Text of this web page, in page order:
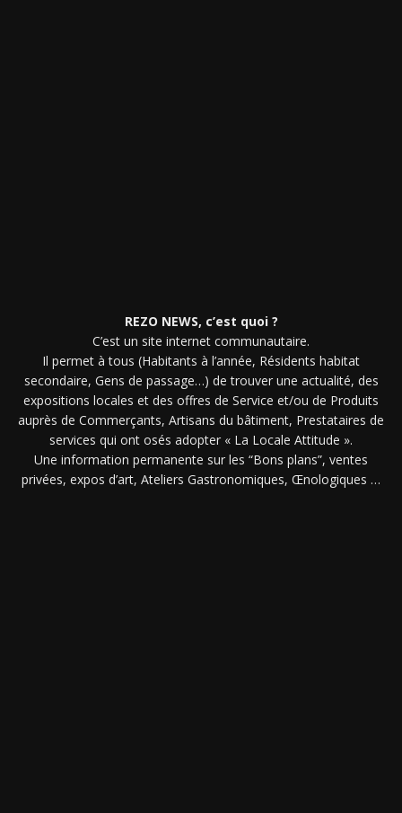
REZO NEWS, c’est quoi ?
C’est un site internet communautaire.
Il permet à tous (Habitants à l’année, Résidents habitat
secondaire, Gens de passage…) de trouver une actualité, des
expositions locales et des offres de Service et/ou de Produits
auprès de Commerçants, Artisans du bâtiment, Prestataires de
services qui ont osés adopter « La Locale Attitude ».
Une information permanente sur les “Bons plans”, ventes
privées, expos d’art, Ateliers Gastronomiques, Œnologiques …